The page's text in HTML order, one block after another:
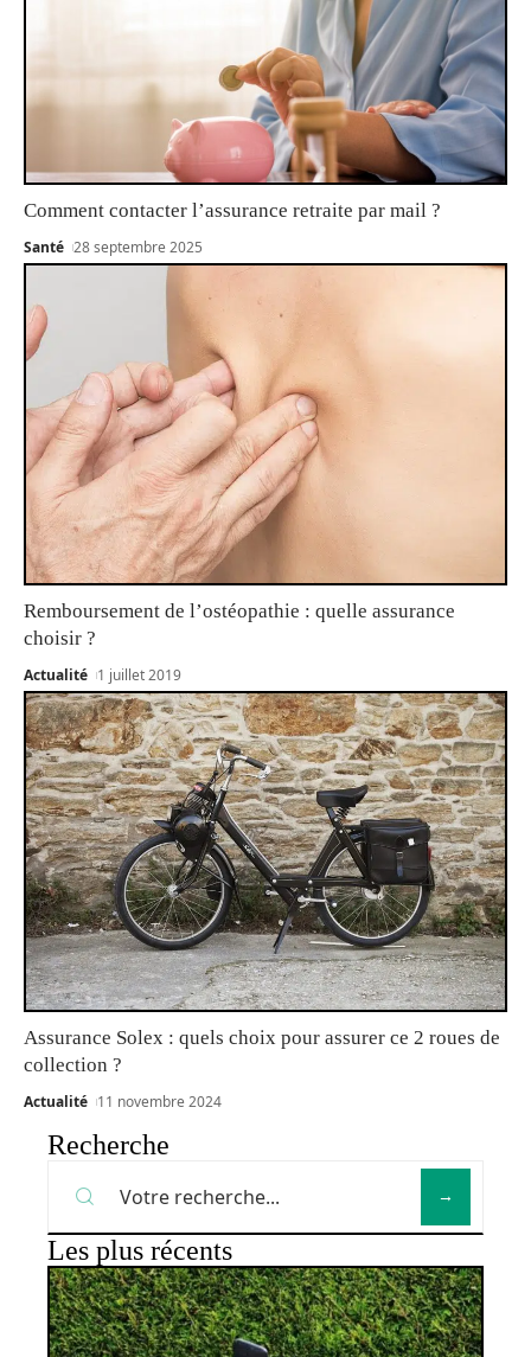
Comment contacter l’assurance retraite par mail ?
Santé 28 septembre 2025
Remboursement de l’ostéopathie : quelle assurance
choisir ?
Actualité 1 juillet 2019
Assurance Solex : quels choix pour assurer ce 2 roues de
collection ?
Actualité 11 novembre 2024
Recherche
Les plus récents